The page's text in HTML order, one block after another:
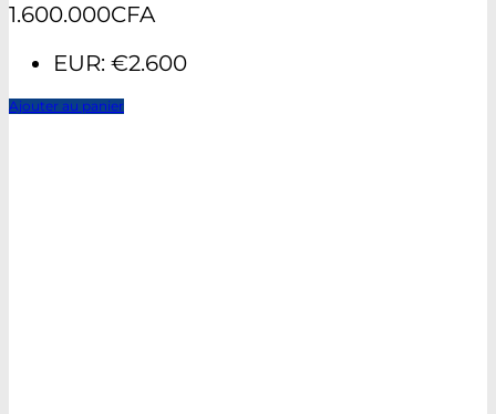
1.600.000CFA
EUR: €2.600
Ajouter au panier